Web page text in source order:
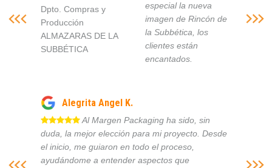
Dpto. Compras y
Producción
ALMAZARAS DE LA
SUBBÉTICA
especial la nueva
imagen de Rincón de
la Subbética, los
clientes están
encantados.
Alegrita Angel K.
Al Margen Packaging ha sido, sin
duda, la mejor elección para mi proyecto. Desde
el inicio, me guiaron en todo el proceso,
ayudándome a entender aspectos que